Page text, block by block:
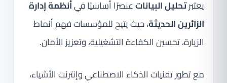
يعتبرتحليل البياناتعنصرًا أساسيًا فيأنظمة إدارة
الزائرين الحديثة، حيث يتيح للمؤسسات فهم أنماط
الزيارة، تحسين الكفاءة التشغيلية، وتعزيز الأمان.
مع تطور تقنيات الذكاء الاصطناعي وإنترنت الأشياء،